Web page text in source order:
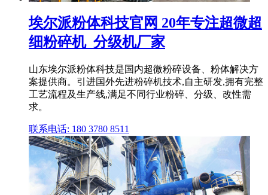
埃尔派粉体科技官网 20年专注超微超
细粉碎机_分级机厂家
山东埃尔派粉体科技是国内超微粉碎设备、粉体解决方
案提供商。引进国外先进粉碎机技术,自主研发,拥有完整
工艺流程及生产线,满足不同行业粉碎、分级、改性需
求。
联系电话: 180 3780 8511